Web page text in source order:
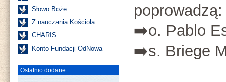
Słowo Boże
Z nauczania Kościoła
CHARIS
Konto Fundacji OdNowa
Ostatnio dodane
poprowadzą:
➡️o. Pablo
➡️s. Briege